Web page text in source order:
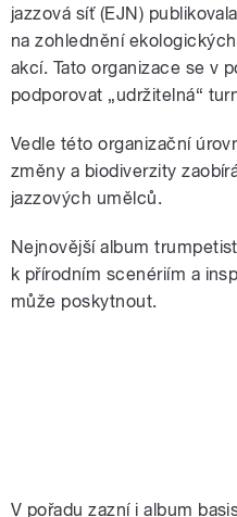
jazzová síť (EJN)
na zohlednění
akcí. Tato organizace se v
podporovat „udržitelná“
Vedle této organizační
změny a biodiverzity
jazzových umělců.
Nejnovější album
k přírodním scenériím a
může poskytnout.
V pořadu zazní i album